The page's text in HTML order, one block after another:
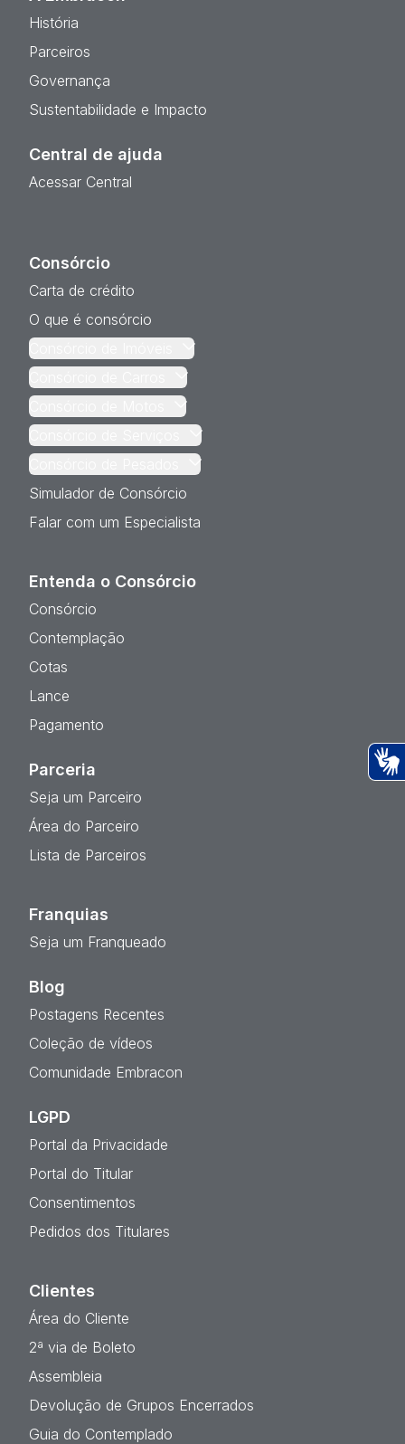
História
Parceiros
Governança
Sustentabilidade e Impacto
Central de ajuda
Acessar Central
Consórcio
Carta de crédito
O que é consórcio
Consórcio de Imóveis
Consórcio de Carros
Consórcio de Motos
Consórcio de Serviços
Consórcio de Pesados
Simulador de Consórcio
Falar com um Especialista
Entenda o Consórcio
Consórcio
Contemplação
Cotas
Lance
Pagamento
Parceria
Seja um Parceiro
Área do Parceiro
Lista de Parceiros
Franquias
Seja um Franqueado
Blog
Postagens Recentes
Coleção de vídeos
Comunidade Embracon
LGPD
Portal da Privacidade
Portal do Titular
Consentimentos
Pedidos dos Titulares
Clientes
Área do Cliente
2ª via de Boleto
Assembleia
Devolução de Grupos Encerrados
Guia do Contemplado